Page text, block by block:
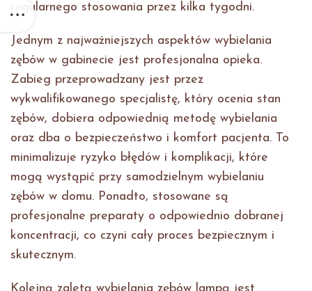
regularnego stosowania przez kilka tygodni.
Jednym z najważniejszych aspektów wybielania
zębów w gabinecie jest profesjonalna opieka.
Zabieg przeprowadzany jest przez
wykwalifikowanego specjalistę, który ocenia stan
zębów, dobiera odpowiednią metodę wybielania
oraz dba o bezpieczeństwo i komfort pacjenta. To
minimalizuje ryzyko błędów i komplikacji, które
mogą wystąpić przy samodzielnym wybielaniu
zębów w domu. Ponadto, stosowane są
profesjonalne preparaty o odpowiednio dobranej
koncentracji, co czyni cały proces bezpiecznym i
skutecznym.